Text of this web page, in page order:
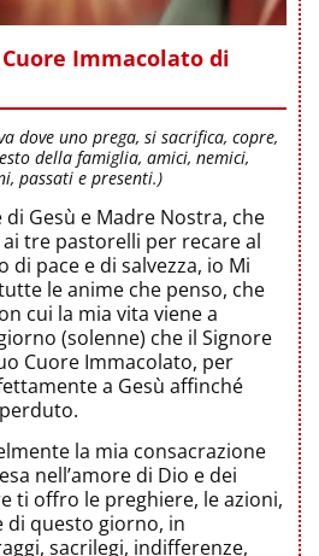
Immacolato di
dove uno prega, si sacrifica, copre,
della famiglia, amici, nemici,
passati e presenti.)
Gesù e Madre Nostra, che
tre pastorelli per recare al
di pace e di salvezza, io Mi
le anime che penso, che
cui la mia vita viene a
(solenne) che il Signore
Cuore Immacolato, per
a Gesù affinché
la mia consacrazione
nell’amore di Dio e dei
ti offro le preghiere, le azioni,
di questo giorno, in
sacrilegi, indifferenze,